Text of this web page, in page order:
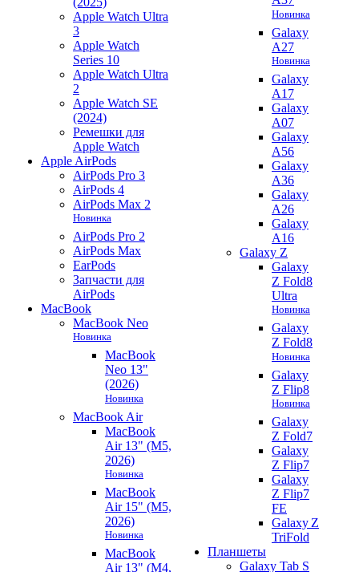
Apple Watch Ultra
3
Apple Watch
Series 10
Apple Watch Ultra
2
Apple Watch SE
(2024)
Ремешки для
Apple Watch
Apple AirPods
AirPods Pro 3
AirPods 4
AirPods Max 2
Новинка
AirPods Pro 2
AirPods Max
EarPods
Запчасти для
AirPods
MacBook
MacBook Neo
Новинка
MacBook
Neo 13"
(2026)
Новинка
MacBook Air
MacBook
Air 13" (M5,
2026)
Новинка
MacBook
Air 15" (M5,
2026)
Новинка
MacBook
Air 13" (M4,
Новинка
Galaxy
A27
Новинка
Galaxy
A17
Galaxy
A07
Galaxy
A56
Galaxy
A36
Galaxy
A26
Galaxy
A16
Galaxy Z
Galaxy
Z Fold8
Ultra
Новинка
Galaxy
Z Fold8
Новинка
Galaxy
Z Flip8
Новинка
Galaxy
Z Fold7
Galaxy
Z Flip7
Galaxy
Z Flip7
FE
Galaxy Z
TriFold
Планшеты
Galaxy Tab S